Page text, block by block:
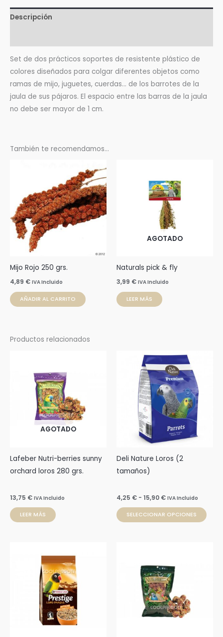
Descripción
Set de dos prácticos soportes de resistente plástico de
colores diseñados para colgar diferentes objetos como
ramas de mijo, juguetes, cuerdas… de los barrotes de la
jaula de sus pájaros. El espacio entre las barras de la jaula
no debe ser mayor de 1 cm.
También te recomendamos…
Mijo Rojo 250 grs.
4,89 € IVA Incluido
AÑADIR AL CARRITO
AGOTADO
Naturals pick & fly
3,99 € IVA Incluido
LEER MÁS
Productos relacionados
AGOTADO
Lafeber Nutri-berries sunny
orchard loros 280 grs.
13,75 € IVA Incluido
LEER MÁS
Deli Nature Loros (2
tamaños)
4,25 € - 15,90 €
Rango
precios:
desde
4,25 €
hasta
15,90 €
IVA Incluido
SELECCIONAR OPCIONES
de
de
precios:
desde
5,29 €
hasta
47,99 €